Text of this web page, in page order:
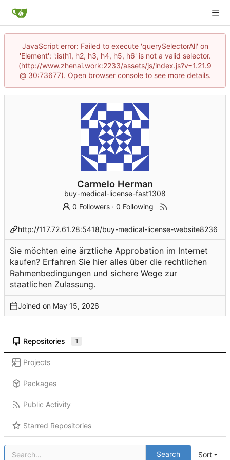
JavaScript error: Failed to execute 'querySelectorAll' on
'Element': ':is(h1, h2, h3, h4, h5, h6' is not a valid selector.
(http://www.zhenai.work:2233/assets/js/index.js?v=1.21.9
@ 30:73677). Open browser console to see more details.
Carmelo Herman
buy-medical-license-fast1308
0 Followers ·0 Following
http://117.72.61.28:5418/buy-medical-license-website8236
Sie möchten eine ärztliche Approbation im Internet
kaufen? Erfahren Sie hier alles über die rechtlichen
Rahmenbedingungen und sichere Wege zur
staatlichen Zulassung.
Joined on
Repositories 1
Projects
Packages
Public Activity
Starred Repositories
Search Sort